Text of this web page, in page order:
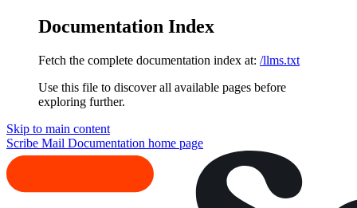
Documentation Index
Fetch the complete documentation index at: /llms.txt
Use this file to discover all available pages before
exploring further.
Skip to main content
Scribe Mail Documentation home page